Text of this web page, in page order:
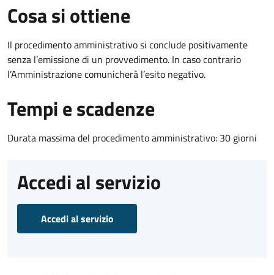
Cosa si ottiene
Il procedimento amministrativo si conclude positivamente
senza l’emissione di un provvedimento. In caso contrario
l’Amministrazione comunicherà l’esito negativo.
Tempi e scadenze
Durata massima del procedimento amministrativo: 30 giorni
Accedi al servizio
Accedi al servizio